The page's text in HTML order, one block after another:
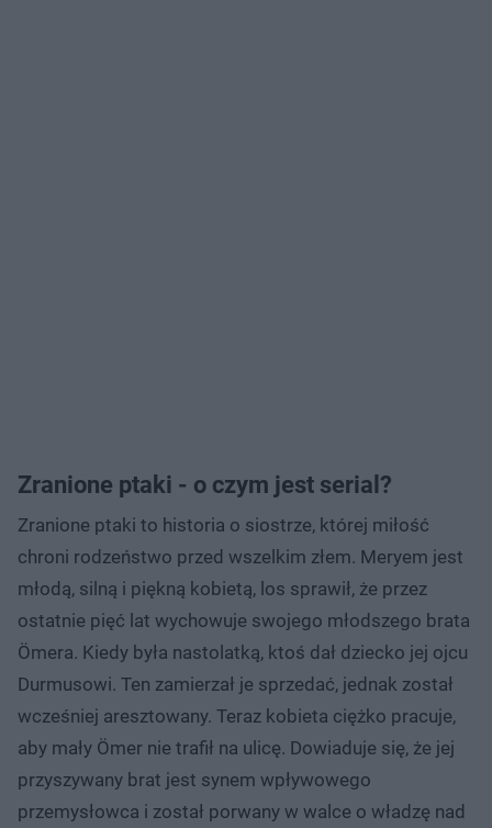
Zranione ptaki - o czym jest serial?
Zranione ptaki to historia o siostrze, której miłość
chroni rodzeństwo przed wszelkim złem. Meryem jest
młodą, silną i piękną kobietą, los sprawił, że przez
ostatnie pięć lat wychowuje swojego młodszego brata
Ömera. Kiedy była nastolatką, ktoś dał dziecko jej ojcu
Durmusowi. Ten zamierzał je sprzedać, jednak został
wcześniej aresztowany. Teraz kobieta ciężko pracuje,
aby mały Ömer nie trafił na ulicę. Dowiaduje się, że jej
przyszywany brat jest synem wpływowego
przemysłowca i został porwany w walce o władzę nad